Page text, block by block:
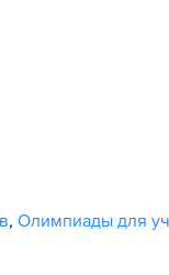
, Олимпиады для